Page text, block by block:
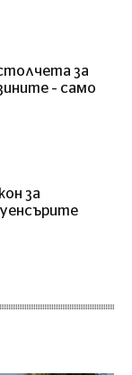
за
– само
за